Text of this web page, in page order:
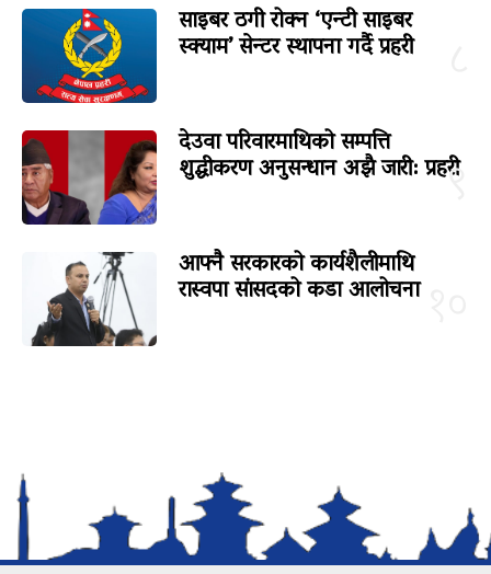
साइबर ठगी रोक्न ‘एन्टी साइबर
स्क्याम’ सेन्टर स्थापना गर्दै प्रहरी
९
देउवा परिवारमाथिको सम्पत्ति
शुद्धीकरण अनुसन्धान अझै जारी: प्रहरी
आफ्नै सरकारको कार्यशैलीमाथि
रास्वपा सांसदको कडा आलोचना